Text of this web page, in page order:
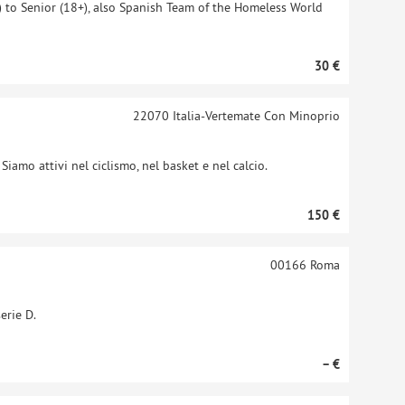
Senior (18+), also Spanish Team of the Homeless World
30 €
attivi nel ciclismo, nel basket e nel calcio.
22070 Italia-Vertemate Con Minoprio
150 €
D.
00166 Roma
– €